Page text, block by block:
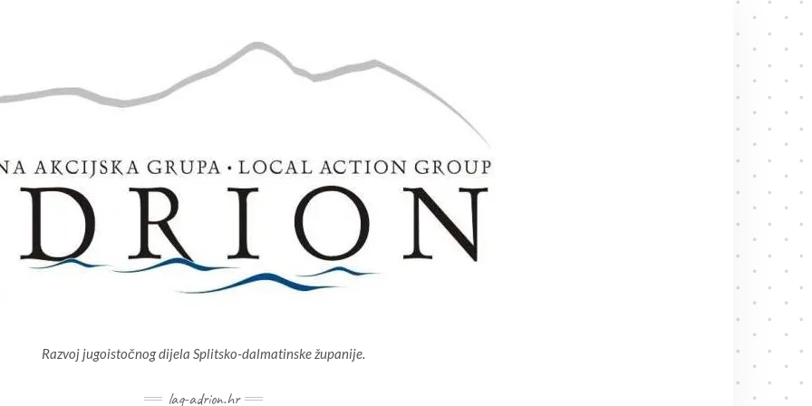
Razvoj jugoistočnog dijela Splitsko-dalmatinske županije.
lag-adrion.hr